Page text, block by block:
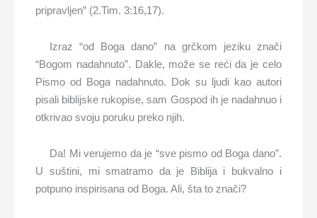
pripravljen” (2.Tim. 3:16,17).
Izraz “od Boga dano” na grčkom jeziku znači
“Bogom nadahnuto”. Dakle, može se reći da je celo
Pismo od Boga nadahnuto. Dok su ljudi kao autori
pisali biblijske rukopise, sam Gospod ih je nadahnuo i
otkrivao svoju poruku preko njih.
Da! Mi verujemo da je “sve pismo od Boga dano”.
U suštini, mi smatramo da je Biblija i bukvalno i
potpuno inspirisana od Boga. Ali, šta to znači?